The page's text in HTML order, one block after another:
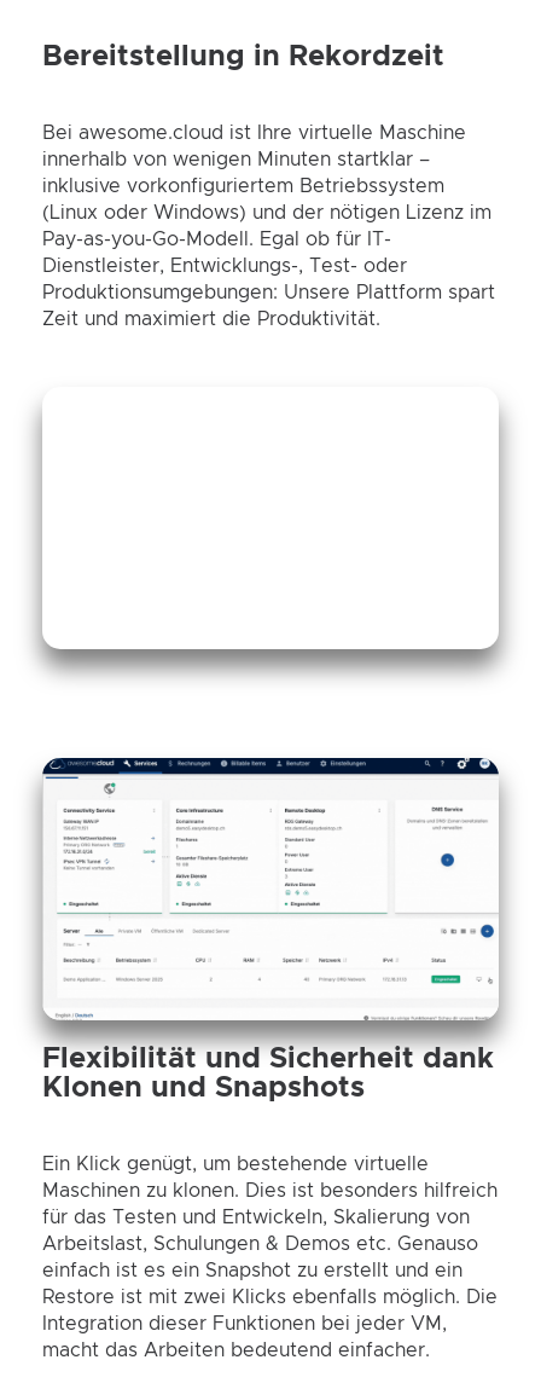
Bereitstellung in Rekordzeit
Bei awesome.cloud ist Ihre virtuelle Maschine
innerhalb von wenigen Minuten startklar –
inklusive vorkonfiguriertem Betriebssystem
(Linux oder Windows) und der nötigen Lizenz im
Pay-as-you-Go-Modell. Egal ob für IT-
Dienstleister, Entwicklungs-, Test- oder
Produktionsumgebungen: Unsere Plattform spart
Zeit und maximiert die Produktivität.
Flexibilität und Sicherheit dank
Klonen und Snapshots
Ein Klick genügt, um bestehende virtuelle
Maschinen zu klonen. Dies ist besonders hilfreich
für das Testen und Entwickeln, Skalierung von
Arbeitslast, Schulungen & Demos etc. Genauso
einfach ist es ein Snapshot zu erstellt und ein
Restore ist mit zwei Klicks ebenfalls möglich. Die
Integration dieser Funktionen bei jeder VM,
macht das Arbeiten bedeutend einfacher.